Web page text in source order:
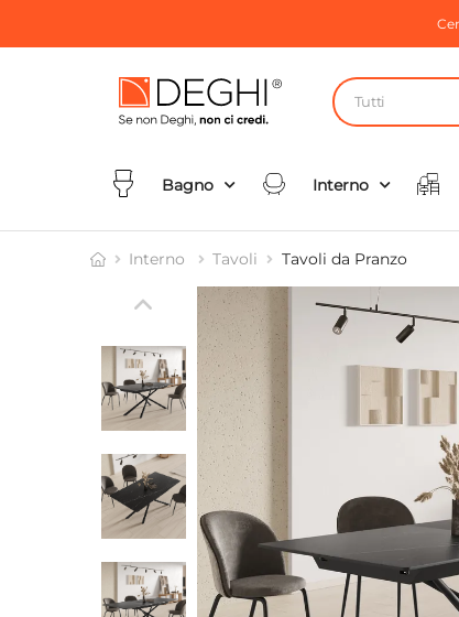
Tutti
Bagno Interno
Interno Tavoli Tavoli da Pranzo